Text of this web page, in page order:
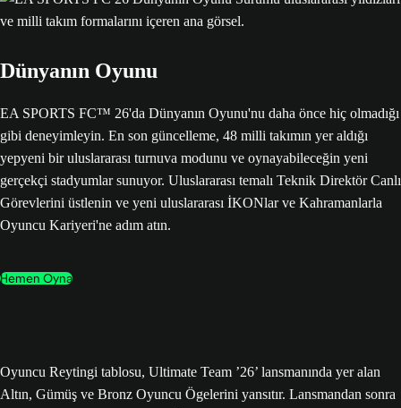
Dünyanın Oyunu
EA SPORTS FC™ 26'da Dünyanın Oyunu'nu daha önce hiç olmadığı
gibi deneyimleyin. En son güncelleme, 48 milli takımın yer aldığı
yepyeni bir uluslararası turnuva modunu ve oynayabileceğin yeni
gerçekçi stadyumlar sunuyor. Uluslararası temalı Teknik Direktör Canlı
Görevlerini üstlenin ve yeni uluslararası İKONlar ve Kahramanlarla
Oyuncu Kariyeri'ne adım atın.
Hemen Oyna
Oyuncu Reytingi tablosu, Ultimate Team ’26’ lansmanında yer alan
Altın, Gümüş ve Bronz Oyuncu Ögelerini yansıtır. Lansmandan sonra